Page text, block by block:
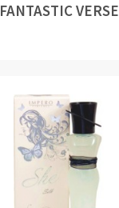
FANTASTIC VERSE